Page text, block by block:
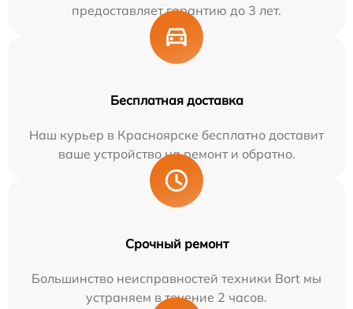
предоставляет гарантию до 3 лет.
Бесплатная доставка
Наш курьер в Красноярске бесплатно доставит
ваше устройство на ремонт и обратно.
Срочный ремонт
Большинство неисправностей техники Bort мы
устраняем в течение 2 часов.